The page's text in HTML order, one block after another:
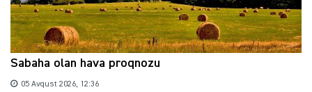
Sabaha olan hava proqnozu
05 Avqust 2026, 12:36